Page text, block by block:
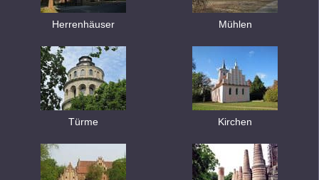
Herrenhäuser Mühlen
Türme Kirchen